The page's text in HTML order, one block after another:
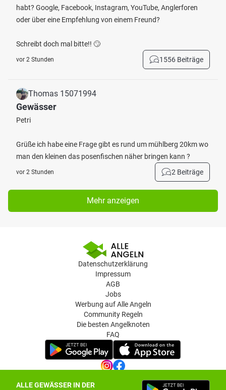
ALLE GEWÄSSER IN DER
habt? Google, Facebook, Instagram, YouTube, Anglerforen
oder über eine Empfehlung von einem Freund?
Schreibt doch mal bitte!! 🙄
vor 2 Stunden 1556 Beiträge
Thomas 15071994
Gewässer
Petri
Grüße ich habe eine Frage gibt es rund um mühlberg 20km wo
man den kleinen das posenfischen näher bringen kann ?
vor 2 Stunden 2 Beiträge
Mehr anzeigen
Datenschutzerklärung
Impressum
AGB
Jobs
Werbung auf Alle Angeln
Community Regeln
Die besten Angelknoten
FAQ